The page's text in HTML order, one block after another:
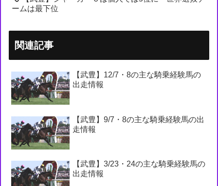
ームは最下位
関連記事
【武豊】12/7・8の主な騎乗経験馬の
出走情報
【武豊】9/7・8の主な騎乗経験馬の出
走情報
【武豊】3/23・24の主な騎乗経験馬の
出走情報